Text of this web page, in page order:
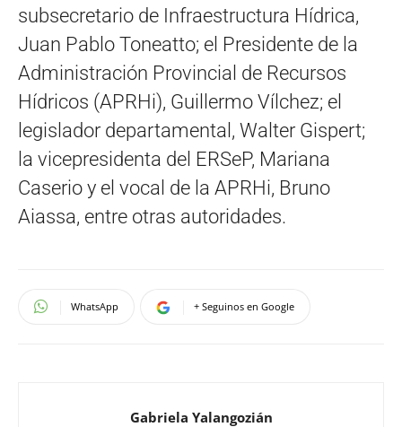
subsecretario de Infraestructura Hídrica,
Juan Pablo Toneatto; el Presidente de la
Administración Provincial de Recursos
Hídricos (APRHi), Guillermo Vílchez; el
legislador departamental, Walter Gispert;
la vicepresidenta del ERSeP, Mariana
Caserio y el vocal de la APRHi, Bruno
Aiassa, entre otras autoridades.
WhatsApp + Seguinos en Google
Gabriela Yalangozián